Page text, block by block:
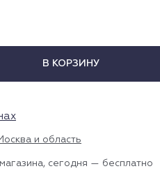
В КОРЗИНУ
и область
сегодня — бесплатно